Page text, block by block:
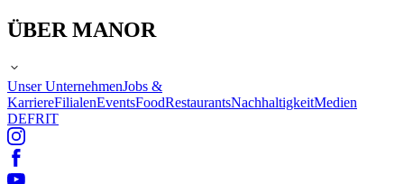
ÜBER MANOR
Unser UnternehmenJobs &
KarriereFilialenEventsFoodRestaurantsNachhaltigkeitMedien
DEFRIT